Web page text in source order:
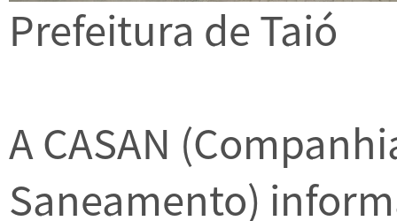
Prefeitura de Taió
A CASAN
Saneamento)